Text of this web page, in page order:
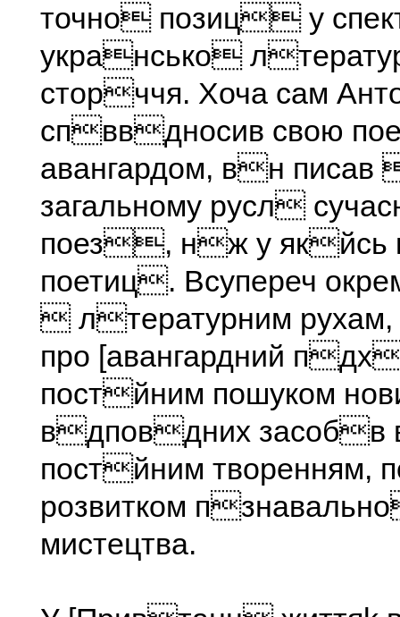
точно позиц у
укрансько
сторччя. Хоча сам
спввдносив свою
авангардом, вн
загальному русл
поез, нж у якйсь
поетиц. Всупереч
 лтературним рухам,
про [авангардний
постйним пошуком
вдповдних засобв
постйним творенням,
розвитком
мистецтва.